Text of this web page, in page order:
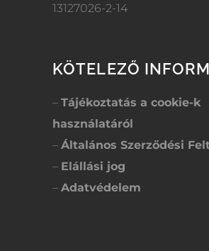
13127026-2-14
KÖTELEZŐ
– Tájékoztatás a cookie-k
használatáról
– Általános Szerződési
– Elállási jog
– Adatvédelem